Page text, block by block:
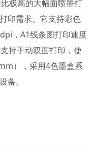
极高的大幅面喷墨打
印需求。它支持彩色
，A1线条图打印速度
持手动双面打印，使
），采用4色墨盒系
备。